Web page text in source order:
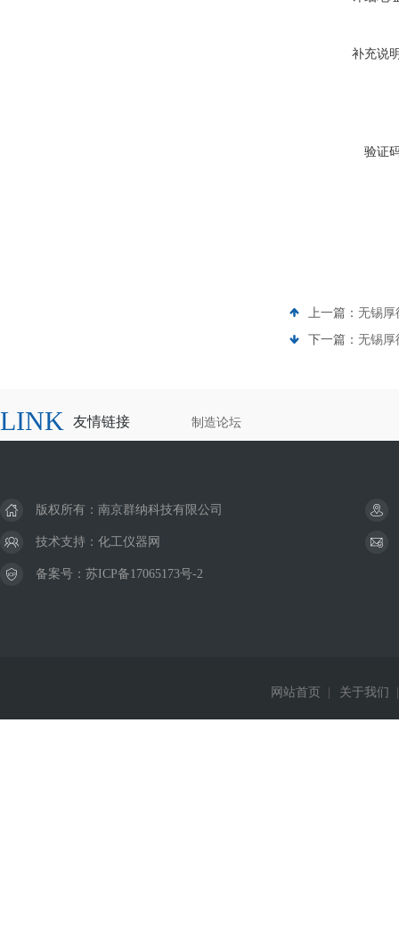
补充说
验证
上一篇： 无锡厚
下一篇： 无锡厚
LINK 友情链接 制造论坛
版权所有：南京群纳科技有限公司
技术支持： 化工仪器网
备案号： 苏ICP备17065173号-2
网站首页 关于我们